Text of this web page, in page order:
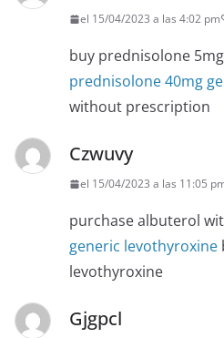
el 15/04/2023 a las 4:02 pm
buy prednisolone
prednisolone 40mg
without prescription
Czwuvy
el 15/04/2023 a las 11:05
purchase albuterol
generic levothyroxine
levothyroxine
Gjgpcl